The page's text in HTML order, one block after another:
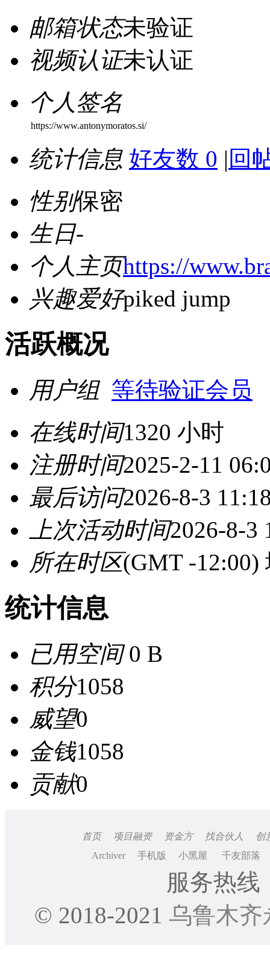
邮箱状态未验证
视频认证未认证
个人签名
https://www.antonymoratos.si/
统计信息 好友数 0 | 回
性别保密
生日-
个人主页https://
兴趣爱好piked jump
活跃概况
用户组 等待验证会员
在线时间1320 小时
注册时间2025-2-11
最后访问2026-8-3
上次活动时间2026-8-3
所在时区(GMT -12:00)
统计信息
已用空间0 B
积分1058
威望0
金钱1058
贡献0
首页 项目融资 资金方 找合伙人
创
Archiver
手机版 小黑屋 千友部落
服务热线
© 2018-2021 乌鲁木齐